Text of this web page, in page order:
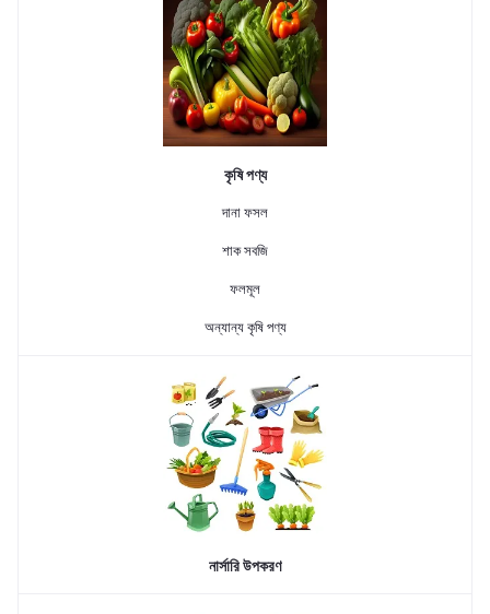
কৃষি পণ্য
দানা ফসল
শাক সবজি
ফলমূল
অন্যান্য কৃষি পণ্য
নার্সারি উপকরণ